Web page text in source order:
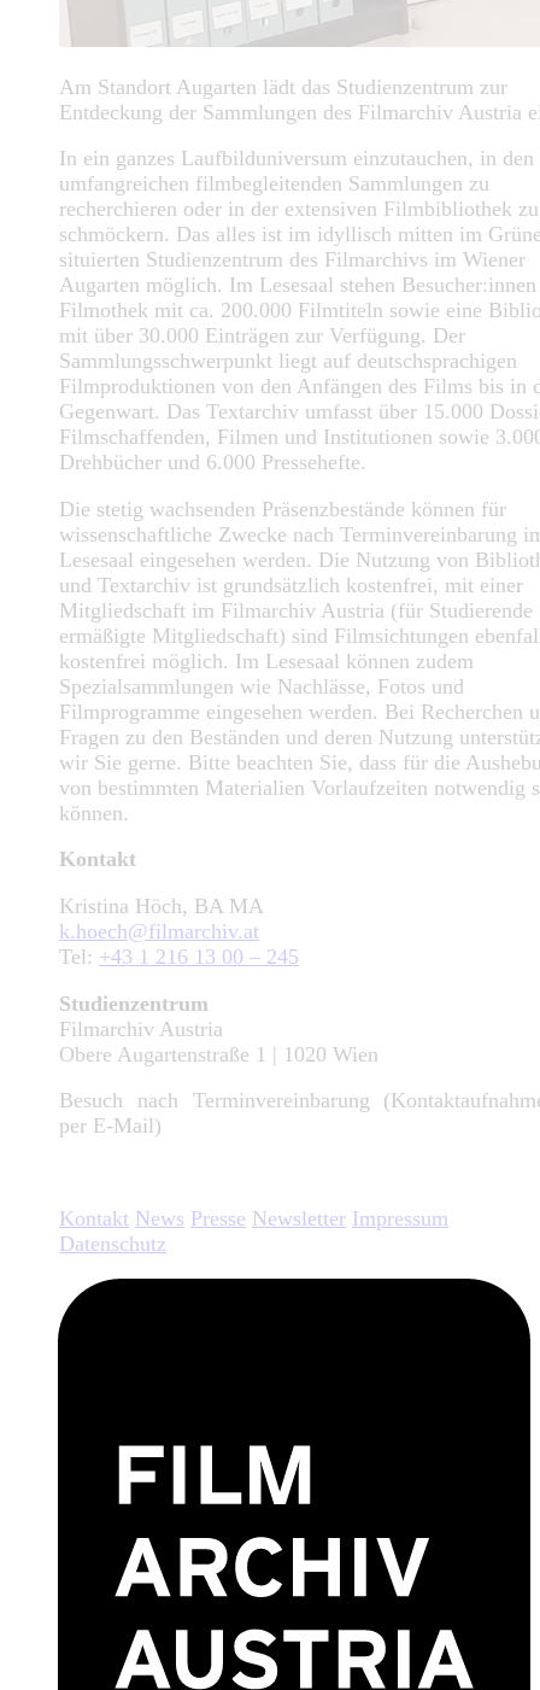
Am Standort Augarten lädt das Studienzentrum zur
Entdeckung der Sammlungen des Filmarchiv Austria
In ein ganzes Laufbilduniversum einzutauchen, in den
umfangreichen filmbegleitenden Sammlungen zu
recherchieren oder in der extensiven Filmbibliothek zu
schmöckern. Das alles ist im idyllisch mitten im
situierten Studienzentrum des Filmarchivs im Wiener
Augarten möglich. Im Lesesaal stehen
Filmothek mit ca. 200.000 Filmtiteln sowie eine
mit über 30.000 Einträgen zur Verfügung. Der
Sammlungsschwerpunkt liegt auf deutschsprachigen
Filmproduktionen von den Anfängen des Films bis in
Gegenwart. Das Textarchiv umfasst über 15.000
Filmschaffenden, Filmen und Institutionen sowie
Drehbücher und 6.000 Pressehefte.
Die stetig wachsenden Präsenzbestände können für
wissenschaftliche Zwecke nach Terminvereinbarung
Lesesaal eingesehen werden. Die Nutzung von
und Textarchiv ist grundsätzlich kostenfrei, mit einer
Mitgliedschaft im Filmarchiv Austria (für Studierende
ermäßigte Mitgliedschaft) sind Filmsichtungen
kostenfrei möglich. Im Lesesaal können zudem
Spezialsammlungen wie Nachlässe, Fotos und
Filmprogramme eingesehen werden. Bei Recherchen
Fragen zu den Beständen und deren Nutzung
wir Sie gerne. Bitte beachten Sie, dass für die
von bestimmten Materialien Vorlaufzeiten notwendig
können.
Kontakt
Kristina Höch, BA MA
k.hoech@filmarchiv.at
Tel: +43 1 216 13 00 – 245
Studienzentrum
Filmarchiv Austria
Obere Augartenstraße 1 | 1020 Wien
Besuch nach Terminvereinbarung
per E-Mail)
Kontakt News Presse Newsletter Impressum
Datenschutz